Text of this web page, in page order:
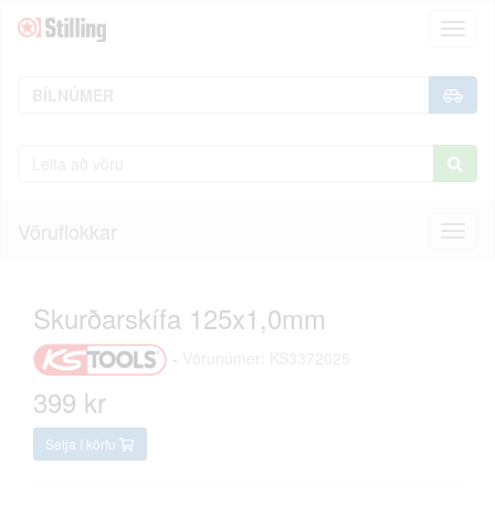
Vöruflokkar
Skurðarskífa 125x1,0mm
-
399 kr
Setja í körfu